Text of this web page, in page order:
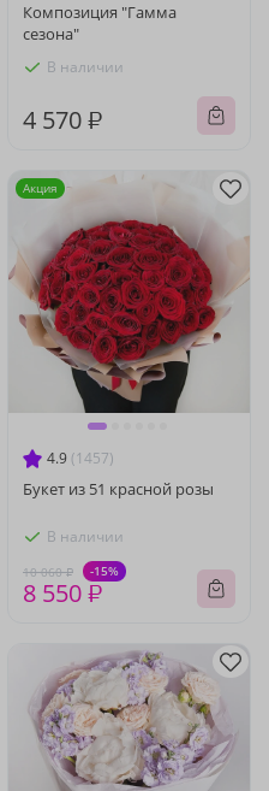
Композиция "Гамма
сезона"
В наличии
4 570 ₽
4.9 (1457)
Букет из 51 красной розы
В наличии
10 060 ₽ -15%
8 550 ₽
Акция